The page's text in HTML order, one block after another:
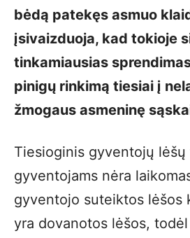
bėdą patekęs asmuo
įsivaizduoja, kad tokioje
tinkamiausias
pinigų rinkimą tiesiai į
žmogaus asmeninę
Tiesioginis gyventojų
gyventojams nėra
gyventojo suteiktos lėšos
yra dovanotos lėšos,